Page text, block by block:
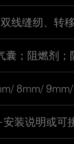
线缝纫、转
囊；阻燃剂；
8mm/
装说明或可